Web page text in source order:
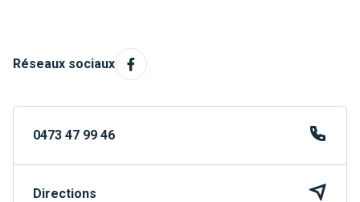
Réseaux sociaux
0473 47 99 46
Directions